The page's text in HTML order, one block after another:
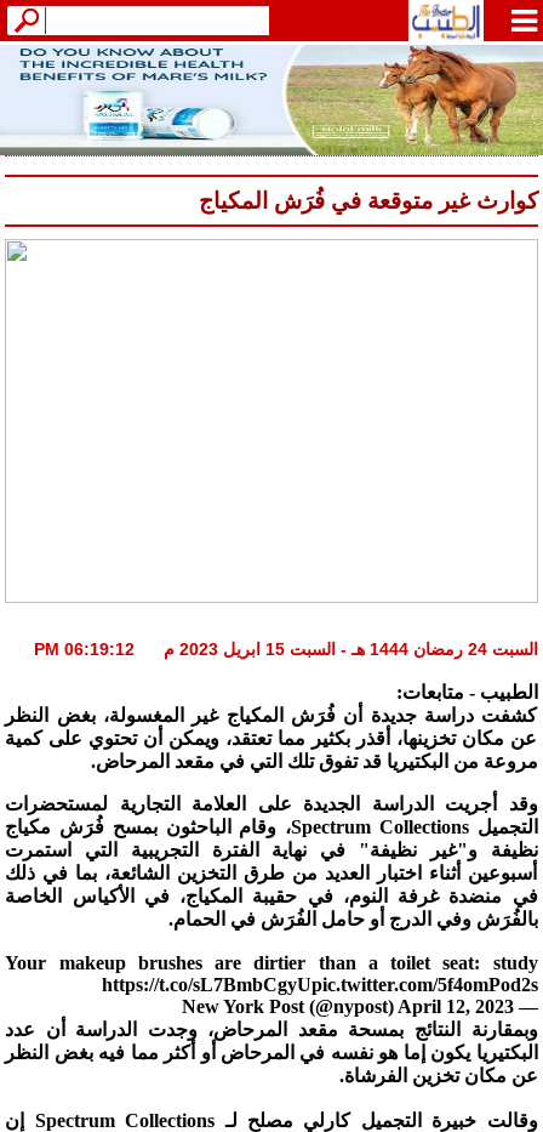
كوارث غير متوقعة في فُرَش المكياج
السبت 24 رمضان 1444 هـ - السبت 15 ابريل 2023 م 06:19:12 PM
الطبيب - متابعات:
كشفت دراسة جديدة أن فُرَش المكياج غير المغسولة، بغض النظر
عن مكان تخزينها، أقذر بكثير مما تعتقد، ويمكن أن تحتوي على كمية
مروعة من البكتيريا قد تفوق تلك التي في مقعد المرحاض.
وقد أجريت الدراسة الجديدة على العلامة التجارية لمستحضرات
التجميل Spectrum Collections، وقام الباحثون بمسح فُرَش مكياج
نظيفة و"غير نظيفة" في نهاية الفترة التجريبية التي استمرت
أسبوعين أثناء اختبار العديد من طرق التخزين الشائعة، بما في ذلك
في منضدة غرفة النوم، في حقيبة المكياج، في الأكياس الخاصة
بالفُرَش وفي الدرج أو حامل الفُرَش في الحمام.
Your makeup brushes are dirtier than a toilet seat: study
https://t.co/sL7BmbCgyUpic.twitter.com/5f4omPod2s
— New York Post (@nypost) April 12, 2023
وبمقارنة النتائج بمسحة مقعد المرحاض، وجدت الدراسة أن عدد
البكتيريا يكون إما هو نفسه في المرحاض أو أكثر مما فيه بغض النظر
عن مكان تخزين الفرشاة.
وقالت خبيرة التجميل كارلي مصلح لـ Spectrum Collections إن